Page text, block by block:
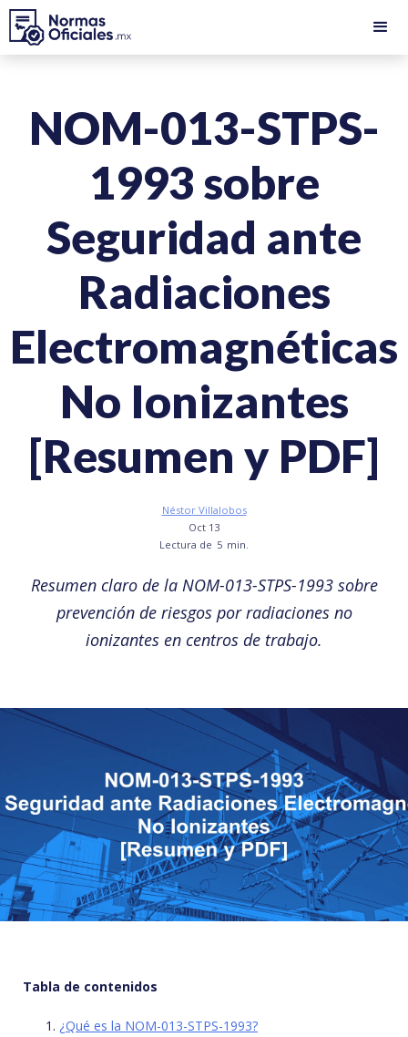
NOM-013-STPS-
1993 sobre
Seguridad ante
Radiaciones
Electromagnéticas
No Ionizantes
[Resumen y PDF]
Néstor Villalobos
Oct 13
Lectura de 5 min.
Resumen claro de la NOM-013-STPS-1993 sobre
prevención de riesgos por radiaciones no
ionizantes en centros de trabajo.
Tabla de contenidos
¿Qué es la NOM-013-STPS-1993?